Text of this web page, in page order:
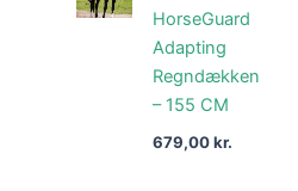
HorseGuard
Adapting
Regndækken
– 155 CM
679,00kr.